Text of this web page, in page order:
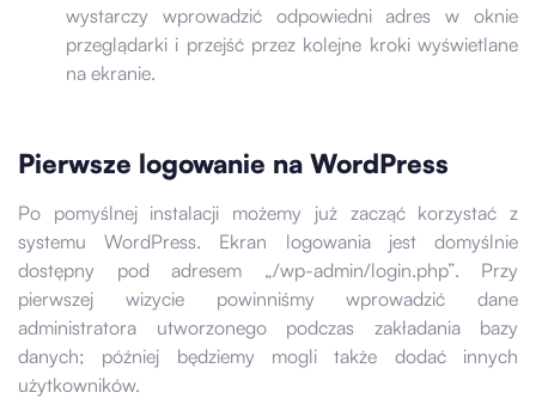
wystarczy wprowadzić odpowiedni adres w oknie
przeglądarki i przejść przez kolejne kroki wyświetlane
na ekranie.
Pierwsze logowanie na WordPress
Po pomyślnej instalacji możemy już zacząć korzystać z
systemu WordPress. Ekran logowania jest domyślnie
dostępny pod adresem „/wp-admin/login.php”. Przy
pierwszej wizycie powinniśmy wprowadzić dane
administratora utworzonego podczas zakładania bazy
danych; później będziemy mogli także dodać innych
użytkowników.